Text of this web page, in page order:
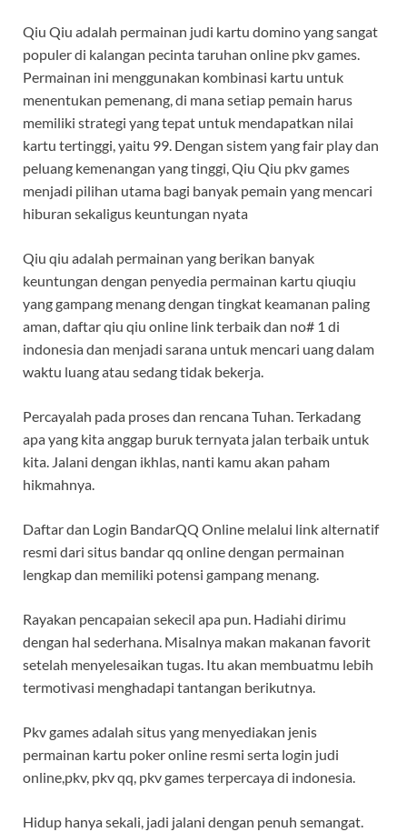
Qiu Qiu adalah permainan judi kartu domino yang sangat
populer di kalangan pecinta taruhan online pkv games.
Permainan ini menggunakan kombinasi kartu untuk
menentukan pemenang, di mana setiap pemain harus
memiliki strategi yang tepat untuk mendapatkan nilai
kartu tertinggi, yaitu 99. Dengan sistem yang fair play dan
peluang kemenangan yang tinggi, Qiu Qiu pkv games
menjadi pilihan utama bagi banyak pemain yang mencari
hiburan sekaligus keuntungan nyata
Qiu qiu adalah permainan yang berikan banyak
keuntungan dengan penyedia permainan kartu qiuqiu
yang gampang menang dengan tingkat keamanan paling
aman, daftar qiu qiu online link terbaik dan no# 1 di
indonesia dan menjadi sarana untuk mencari uang dalam
waktu luang atau sedang tidak bekerja.
Percayalah pada proses dan rencana Tuhan. Terkadang
apa yang kita anggap buruk ternyata jalan terbaik untuk
kita. Jalani dengan ikhlas, nanti kamu akan paham
hikmahnya.
Daftar dan Login BandarQQ Online melalui link alternatif
resmi dari situs bandar qq online dengan permainan
lengkap dan memiliki potensi gampang menang.
Rayakan pencapaian sekecil apa pun. Hadiahi dirimu
dengan hal sederhana. Misalnya makan makanan favorit
setelah menyelesaikan tugas. Itu akan membuatmu lebih
termotivasi menghadapi tantangan berikutnya.
Pkv games adalah situs yang menyediakan jenis
permainan kartu poker online resmi serta login judi
online,pkv, pkv qq, pkv games terpercaya di indonesia.
Hidup hanya sekali, jadi jalani dengan penuh semangat.